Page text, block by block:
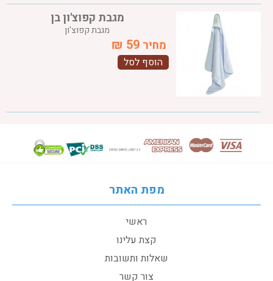
מגבת קפוצ'ון בן
מגבת קפוצ'ון
59
₪
הוסף לסל
מפת האתר
ראשי
קצת עלינו
שאלות ותשובות
צור קשר